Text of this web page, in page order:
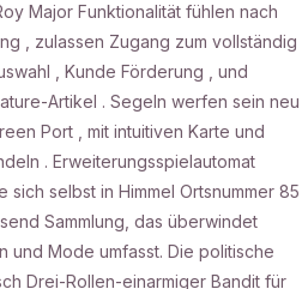
Major Funktionalität fühlen nach
, zulassen Zugang zum vollständig
, Kunde Förderung , und
Artikel . Segeln werfen sein neu
Port , mit intuitiven Karte und
. Erweiterungsspielautomat
sich selbst in Himmel Ortsnummer 85
Sammlung, das überwindet
und Mode umfasst. Die politische
Drei-Rollen-einarmiger Bandit für